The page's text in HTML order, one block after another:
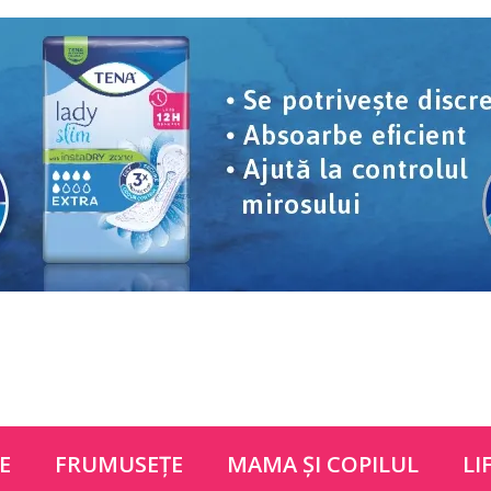
FRUMUSEŢE MAMA ŞI COPILUL